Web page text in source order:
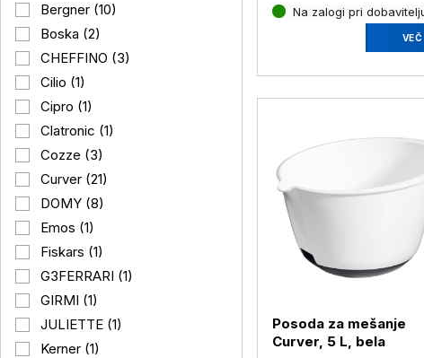
Bergner (10)
Boska (2)
CHEFFINO (3)
Cilio (1)
Cipro (1)
Clatronic (1)
Cozze (3)
Curver (21)
DOMY (8)
Emos (1)
Fiskars (1)
G3FERRARI (1)
GIRMI (1)
JULIETTE (1)
Kerner (1)
Na zalogi pri
VEČ
Posoda za mešanje
Curver, 5 L, bela